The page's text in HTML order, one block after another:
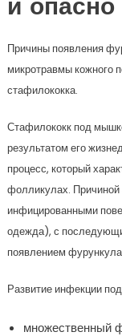
и опасно
Причины появления
микротравмы кожного
стафилококка.
Стафилококк под
результатом его
процесс, который
фолликулах. Причиной
инфицированными
одежда), с
появлением
Развитие инфекции
множественный